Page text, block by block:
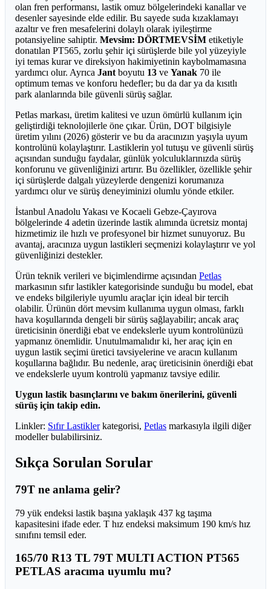
olan fren performansı, lastik omuz bölgelerindeki kanallar ve
desenler sayesinde elde edilir. Bu sayede suda kızaklamayı
azaltır ve fren mesafelerini dolaylı olarak iyileştirme
potansiyeline sahiptir. Mevsim: DÖRTMEVSİM etiketiyle
donatılan PT565, zorlu şehir içi sürüşlerde bile yol yüzeyiyle
iyi temas kurar ve direksiyon hakimiyetinin kaybolmamasına
yardımcı olur. Ayrıca Jant boyutu 13 ve Yanak 70 ile
optimum temas ve konforu hedefler; bu da dar ya da kısıtlı
park alanlarında bile güvenli sürüş sağlar.
Petlas markası, üretim kalitesi ve uzun ömürlü kullanım için
geliştirdiği teknolojilerle öne çıkar. Ürün, DOT bilgisiyle
üretim yılını (2026) gösterir ve bu da aracınızın yaşıyla uyum
kontrolünü kolaylaştırır. Lastiklerin yol tutuşu ve güvenli sürüş
açısından sunduğu faydalar, günlük yolculuklarınızda sürüş
konforunu ve güvenliğinizi artırır. Bu özellikler, özellikle şehir
içi sürüşlerde dalgalı yüzeylerde dengenizi korumanıza
yardımcı olur ve sürüş deneyiminizi olumlu yönde etkiler.
İstanbul Anadolu Yakası ve Kocaeli Gebze-Çayırova
bölgelerinde 4 adetin üzerinde lastik alımında ücretsiz montaj
hizmetimiz ile hızlı ve profesyonel bir hizmet sunuyoruz. Bu
avantaj, aracınıza uygun lastikleri seçmenizi kolaylaştırır ve yol
güvenliğinizi destekler.
Ürün teknik verileri ve biçimlendirme açısından Petlas
markasının sıfır lastikler kategorisinde sunduğu bu model, ebat
ve endeks bilgileriyle uyumlu araçlar için ideal bir tercih
olabilir. Ürünün dört mevsim kullanıma uygun olması, farklı
hava koşullarında dengeli bir sürüş sağlayabilir; ancak araç
üreticisinin önerdiği ebat ve endekslerle uyum kontrolünüzü
yapmanız önemlidir. Unutulmamalıdır ki, her araç için en
uygun lastik seçimi üretici tavsiyelerine ve aracın kullanım
koşullarına bağlıdır. Bu nedenle, araç üreticisinin önerdiği ebat
ve endekslerle uyum kontrolü yapmanız tavsiye edilir.
Uygun lastik basınçlarını ve bakım önerilerini, güvenli
sürüş için takip edin.
Linkler: Sıfır Lastiklerkategorisi, Petlas markasıyla ilgili diğer
modeller bulabilirsiniz.
Sıkça Sorulan Sorular
79T ne anlama gelir?
79 yük endeksi lastik başına yaklaşık 437 kg taşıma
kapasitesini ifade eder. T hız endeksi maksimum 190 km/s hız
sınıfını temsil eder.
165/70 R13 TL 79T MULTI ACTION PT565
PETLAS aracıma uyumlu mu?